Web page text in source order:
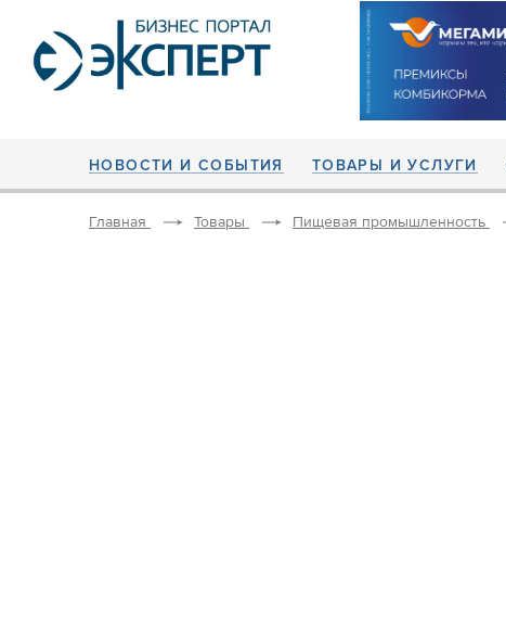
НОВОСТИ И СОБЫТИЯ ТОВАРЫ И УСЛУГИ
Главная Товары Пищевая промышленность